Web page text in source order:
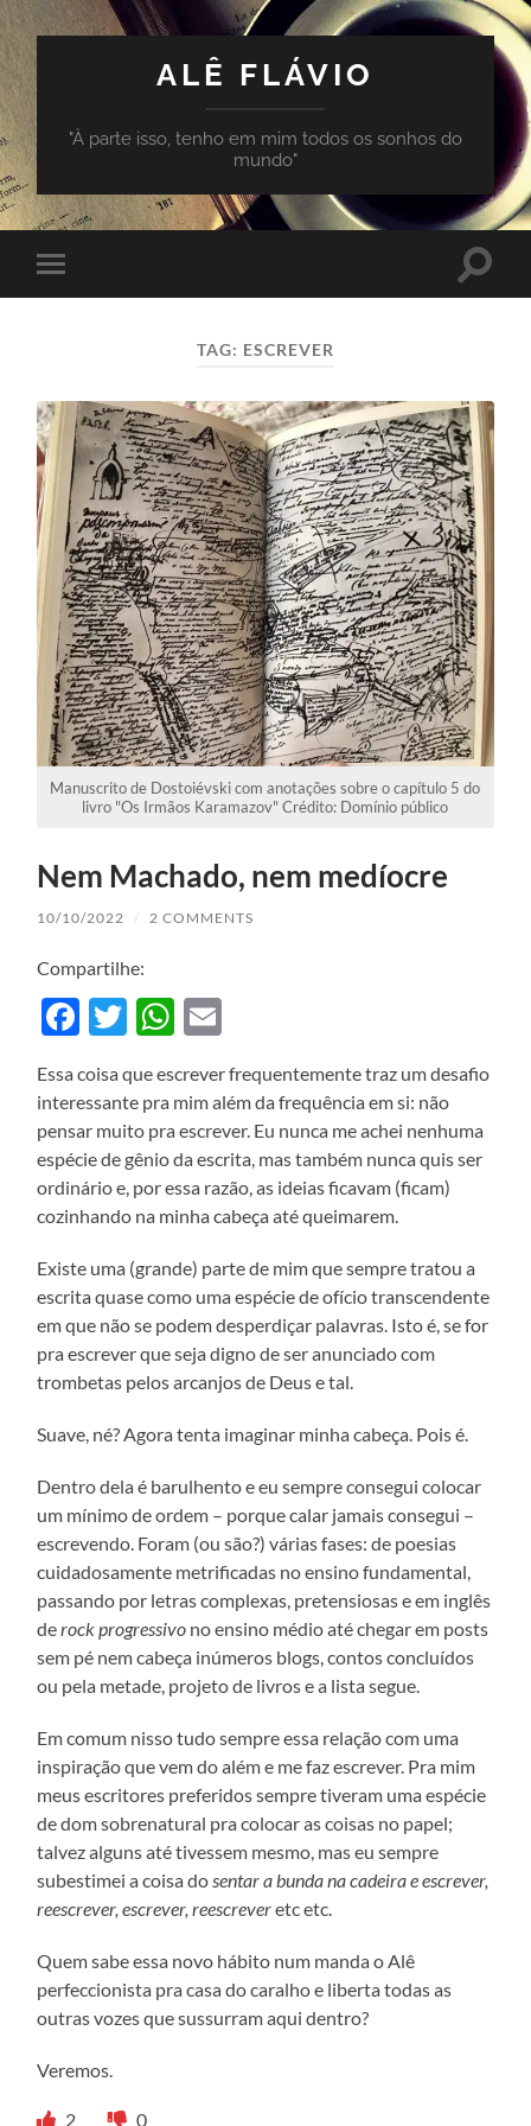
ALÊ FLÁVIO
"À parte isso, tenho em mim todos os sonhos do
mundo"
Toggle
mobile
Toggle
TAG: ESCREVER
Manuscrito de Dostoiévski com anotações sobre o capítulo 5 do
livro "Os Irmãos Karamazov" Crédito: Domínio público
Nem Machado, nem medíocre
10/10/2022 / 2 COMMENTS
Compartilhe:
Facebook
TwitterWhatsApp
Essa coisa que escrever frequentemente traz um desafio
interessante pra mim além da frequência em si: não
pensar muito pra escrever. Eu nunca me achei nenhuma
espécie de gênio da escrita, mas também nunca quis ser
ordinário e, por essa razão, as ideias ficavam (ficam)
cozinhando na minha cabeça até queimarem.
Existe uma (grande) parte de mim que sempre tratou a
escrita quase como uma espécie de ofício transcendente
em que não se podem desperdiçar palavras. Isto é, se for
pra escrever que seja digno de ser anunciado com
trombetas pelos arcanjos de Deus e tal.
Suave, né? Agora tenta imaginar minha cabeça. Pois é.
Dentro dela é barulhento e eu sempre consegui colocar
um mínimo de ordem – porque calar jamais consegui –
escrevendo. Foram (ou são?) várias fases: de poesias
cuidadosamente metrificadas no ensino fundamental,
passando por letras complexas, pretensiosas e em inglês
derock progressivo no ensino médio até chegar em posts
sem pé nem cabeça inúmeros blogs, contos concluídos
ou pela metade, projeto de livros e a lista segue.
Em comum nisso tudo sempre essa relação com uma
inspiração que vem do além e me faz escrever. Pra mim
meus escritores preferidos sempre tiveram uma espécie
de dom sobrenatural pra colocar as coisas no papel;
talvez alguns até tivessem mesmo, mas eu sempre
subestimei a coisa do sentar a bunda na cadeira e escrever,
reescrever, escrever, reescreveretc etc.
Quem sabe essa novo hábito num manda o Alê
perfeccionista pra casa do caralho e liberta todas as
outras vozes que sussurram aqui dentro?
Veremos.
2 0